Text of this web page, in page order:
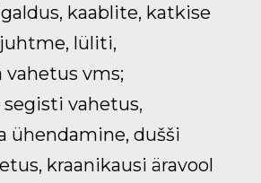
kaablite, katkise
lüliti,
vms;
segisti vahetus,
ühendamine, dušši
kraanikausi äravool